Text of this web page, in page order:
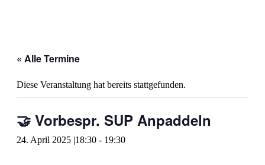
« Alle Termine
Diese Veranstaltung hat bereits stattgefunden.
🤝 Vorbespr. SUP Anpaddeln
24. April 2025 |18:30 - 19:30